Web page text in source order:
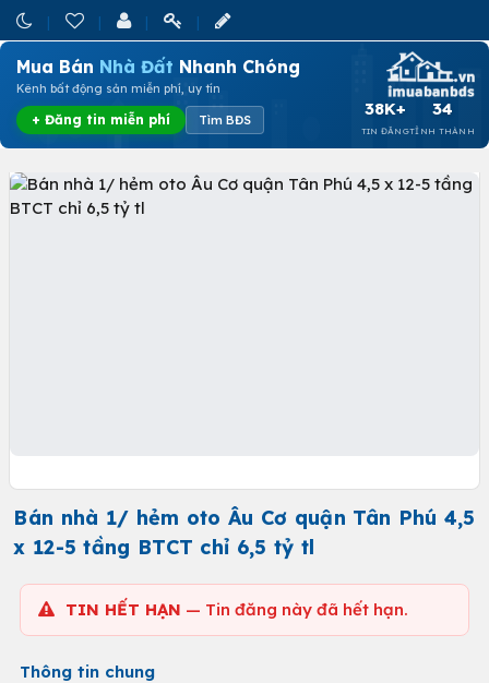
Mua Bán Nhà Đất Nhanh Chóng
Kênh bất động sản miễn phí, uy tín
+ Đăng tin miễn phí Tìm BĐS
38K+
TIN ĐĂNG
34
TỈNH THÀNH
Bán nhà 1/ hẻm oto Âu Cơ quận Tân Phú 4,5
x 12-5 tầng BTCT chỉ 6,5 tỷ tl
TIN HẾT HẠN — Tin đăng này đã hết hạn.
Thông tin chung